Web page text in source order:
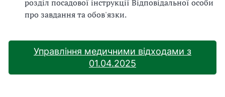
розділ посадової інструкції Відповідальної особи
про завдання та обов'язки.
Управління медичними відходами з
01.04.2025